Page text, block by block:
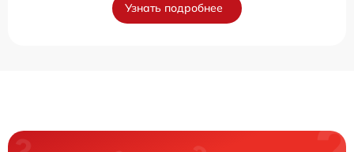
Узнать подробнее